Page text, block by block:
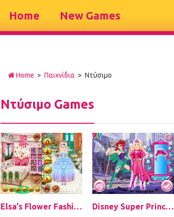
Home New Games
Home > Παιχνίδια > Ντύσιμο
Ντύσιμο Games
Elsa's Flower Fashion Disney Super Princess 1